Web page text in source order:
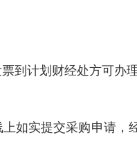
到计划财经处方可办理
如实提交采购申请，